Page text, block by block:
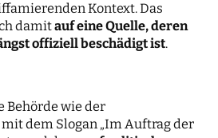
Kontext. Das
damitauf eine Quelle, deren
offiziell beschädigt ist.
Behörde wie der
dem Slogan „Im Auftrag der